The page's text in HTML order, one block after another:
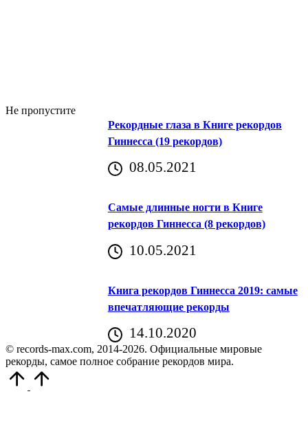
Не пропустите
Рекордные глаза в Книге рекордов
Гиннесса (19 рекордов)
08.05.2021
Самые длинные ногти в Книге
рекордов Гиннесса (8 рекордов)
10.05.2021
Книга рекордов Гиннесса 2019: самые
впечатляющие рекорды
14.10.2020
© records-max.com, 2014-2026. Официальные мировые
рекорды, самое полное собрание рекордов мира.